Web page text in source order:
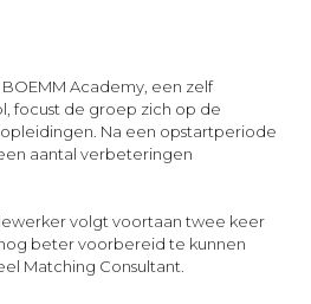
Academy, een zelf
focust de groep zich op de
Na een opstartperiode
aantal verbeteringen
volgt voortaan twee keer
beter voorbereid te kunnen
Matching Consultant.